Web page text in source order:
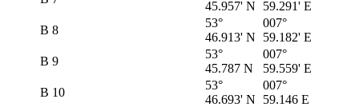
45.957' N
59.291' E
B 8
53°
46.913' N
007°
59.182' E
B 9
53°
45.787 N
007°
59.559' E
B 10
53°
46.693' N
007°
59.146 E